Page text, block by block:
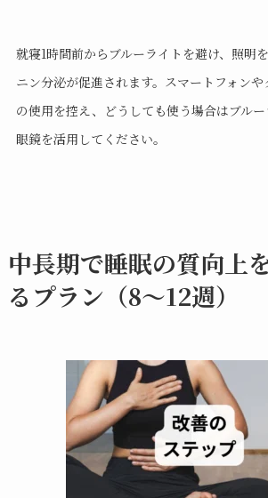
就寝1時間前からブルーライトを避け、照明
ニン分泌が促進されます。スマートフォン
の使用を控え、どうしても使う場合はブル
眼鏡を活用してください。
中長期で睡眠の質向上
るプラン（8〜12週）